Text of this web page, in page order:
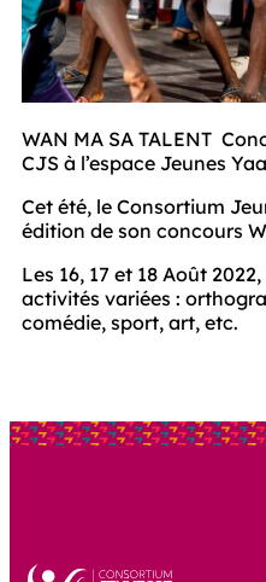
WAN MA SA TALENT
CJS à l’espace Jeunes
Cet été, le Consortium
édition de son concours
Les 16, 17 et 18 Août
activités variées :
comédie, sport, art, etc.